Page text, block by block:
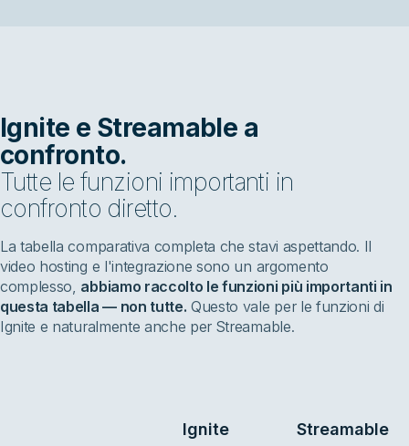
Ignite e Streamable a
confronto.
Tutte le funzioni importanti in
confronto diretto.
La tabella comparativa completa che stavi aspettando. Il
video hosting e l'integrazione sono un argomento
complesso, abbiamo raccolto le funzioni più importanti in
questa tabella — non tutte. Questo vale per le funzioni di
Ignite e naturalmente anche per Streamable.
Ignite Streamable